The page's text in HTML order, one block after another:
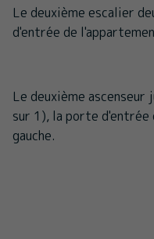
Le deuxième escalier
d'entrée de
Le deuxième ascenseur
sur 1), la porte d'entrée
gauche.